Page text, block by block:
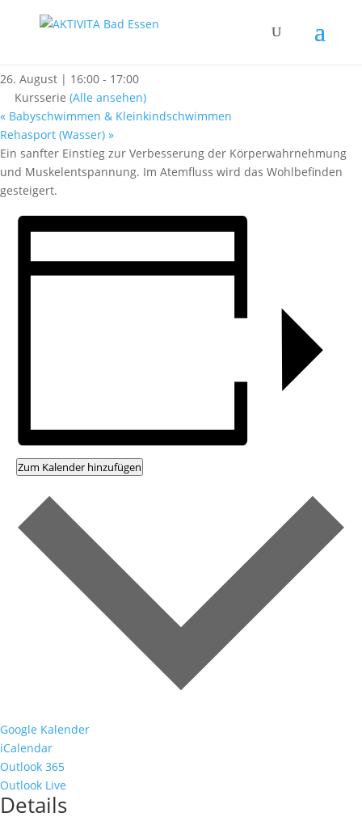
« Alle Kurse
26. August | 16:00 - 17:00
Kursserie (Alle ansehen)
« Babyschwimmen & Kleinkindschwimmen
Rehasport (Wasser) »
Ein sanfter Einstieg zur Verbesserung der Körperwahrnehmung
und Muskelentspannung. Im Atemfluss wird das Wohlbefinden
gesteigert.
Zum Kalender hinzufügen
Google Kalender
iCalendar
Outlook 365
Outlook Live
Details